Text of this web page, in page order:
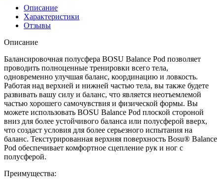
Описание
Характеристики
Отзывы
Описание
Балансировочная полусфера BOSU Balance Pod позволяет
проводить полноценные тренировки всего тела,
одновременно улучшая баланс, координацию и ловкость.
Работая над верхней и нижней частью тела, вы также будете
развивать вашу силу и баланс, что является неотъемлемой
частью хорошего самочувствия и физической формы. Вы
можете использовать BOSU Balance Pod плоской стороной
вниз для более устойчивого баланса или полусферой вверх,
что создаст условия для более серьезного испытания на
баланс. Текстурированная верхняя поверхность Bosu® Balance
Pod обеспечивает комфортное сцепление рук и ног с
полусферой.
Преимущества: